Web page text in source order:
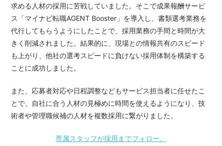
求める人材の採用に苦戦していました。そこで成果報酬サービ
ス「マイナビ転職AGENT Booster」を導入し、書類選考業務を
代行してもらうようにしたことで、採用業務の手間と時間が大
きく削減されました。結果的に、現場との情報共有のスピード
も上がり、他社の選考スピードに負けない採用体制を構築する
ことに成功しました。
また、応募者対応や日程調整などもサービス担当者に任せたこ
とで、自社に合う人材の見極めに時間を使えるようになり、技
術者や管理職候補の人材を複数採用に繋がりました。
専属スタッフが採用までフォロー。